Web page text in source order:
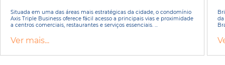
Situada em uma das áreas mais estratégicas da cidade, o condomínio
Axis Triple Business oferece fácil acesso a principais vias e proximidade
a centros comerciais, restaurantes e serviços essenciais. ...
Ver mais...
da